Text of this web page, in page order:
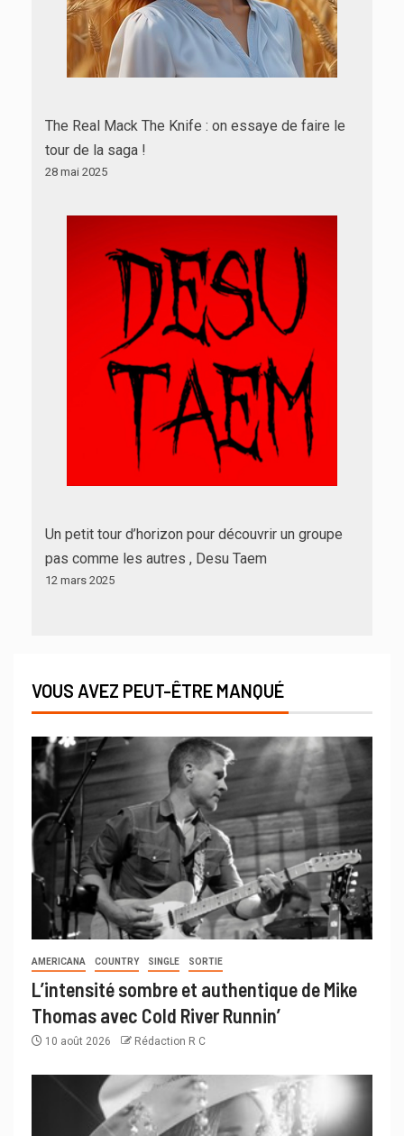
The Real Mack The Knife : on essaye de faire le
tour de la saga !
28 mai 2025
Un petit tour d’horizon pour découvrir un groupe
pas comme les autres , Desu Taem
12 mars 2025
VOUS AVEZ PEUT-ÊTRE MANQUÉ
AMERICANA COUNTRY SINGLE SORTIE
L’intensité sombre et authentique de Mike
Thomas avec Cold River Runnin’
10 août 2026 Rédaction R C